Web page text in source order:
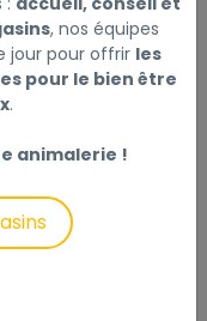
d’un
comprenant les
pour soutenir le
et favoriser la
, nos équipes
jour pour offrir les
pour le bien être
.
animalerie !